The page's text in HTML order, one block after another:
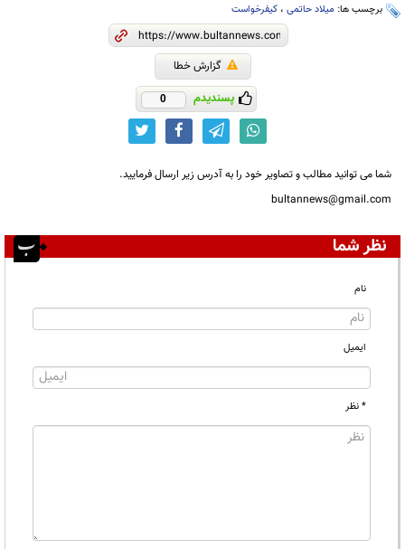
برچسب ها: میلاد حاتمی ، کیفرخواست
گزارش خطا
پسندیدم 0
شما می توانید مطالب و تصاویر خود را به آدرس زیر ارسال فرمایید.
bultannews@gmail.com
نظر شما
نام
ایمیل
* نظر